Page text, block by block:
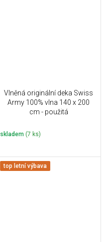
Vlněná originální deka Swiss
Army 100% vlna 140 x 200
cm - použitá
skladem (7 ks)
top letní výbava